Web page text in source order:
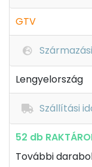
GTV
Lengyelország
Szállítási
52 db
További